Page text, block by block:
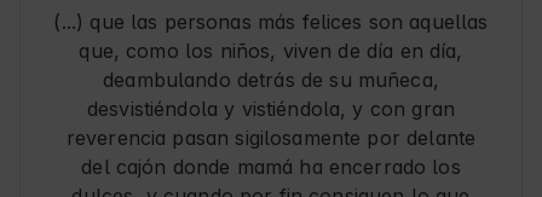
(...) que las personas más felices son aquellas
que, como los niños, viven de día en día,
deambulando detrás de su muñeca,
desvistiéndola y vistiéndola, y con gran
reverencia pasan sigilosamente por delante
del cajón donde mamá ha encerrado los